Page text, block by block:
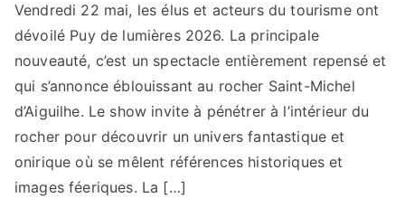
Vendredi 22 mai, les élus et acteurs du tourisme ont
dévoilé Puy de lumières 2026. La principale
nouveauté, c’est un spectacle entièrement repensé et
qui s’annonce éblouissant au rocher Saint-Michel
d’Aiguilhe. Le show invite à pénétrer à l’intérieur du
rocher pour découvrir un univers fantastique et
onirique où se mêlent références historiques et
images féeriques. La […]